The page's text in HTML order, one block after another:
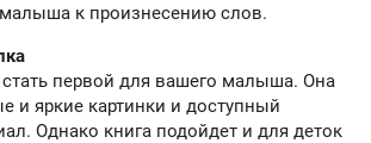
к произнесению слов.
первой для вашего малыша. Она
и яркие картинки и доступный
Однако книга подойдет и для деток